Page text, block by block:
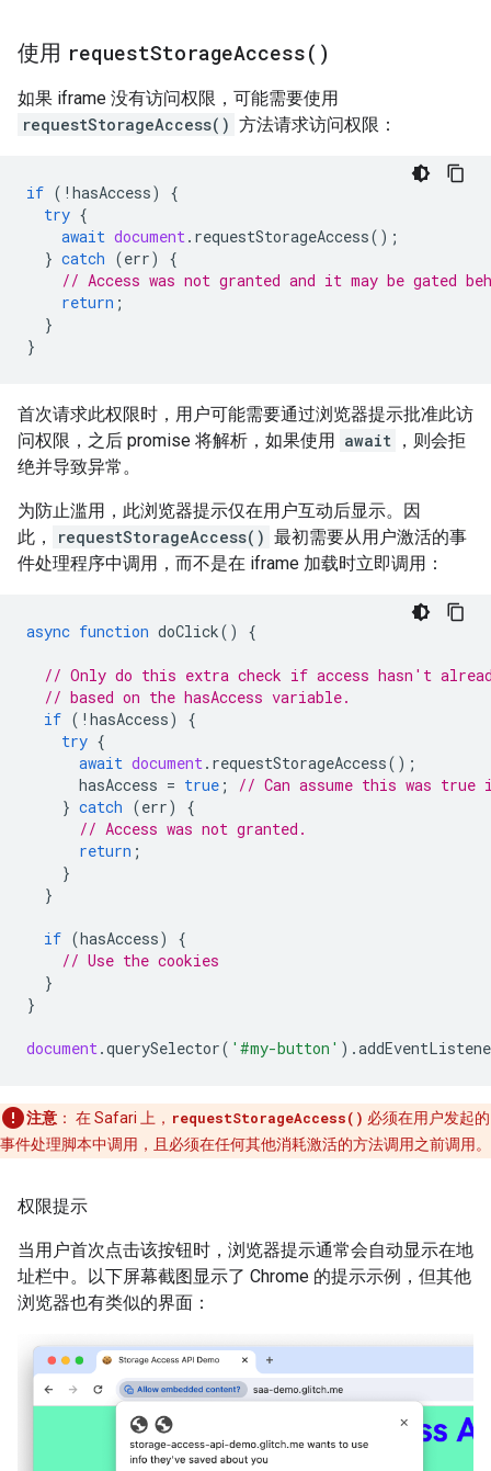
使用 requestStorageAccess( )
如果 iframe 没有访问权限，可能需要使用
requestStorageAccess() 方法请求访问权限：
if ( ! hasAccess)
{
try {
await document. requestStorageAccess();
} catch (err)
{
// Access was not granted and it may be gated
return ;
}
}
首次请求此权限时，用户可能需要通过浏览器提示批准此访
问权限，之后 promise 将解析，如果使用 await ，则会拒
绝并导致异常。
为防止滥用，此浏览器提示仅在用户互动后显示。因
此，
requestStorageAccess() 最初需要从用户激活的事
件处理程序中调用，而不是在 iframe 加载时立即调用：
async function doClick() {
// Only do this extra check if access hasn't
// based on the hasAccess variable.
if ( ! hasAccess)
{
try {
await document. requestStorageAccess();
hasAccess = true ;
// Can assume this was
} catch (err)
{
// Access was not granted.
return ;
}
}
if (hasAccess)
{
// Use the cookies
}
}
document.querySelector( '#my-button' ).
注意 ： 在 Safari 上， requestStorageAccess() 必须在用户发起的
事件处理脚本中调用，且必须在任何其他消耗激活的方法调用之前调用。
权限提示
当用户首次点击该按钮时，浏览器提示通常会自动显示在地
址栏中。以下屏幕截图显示了 Chrome 的提示示例，但其他
浏览器也有类似的界面：